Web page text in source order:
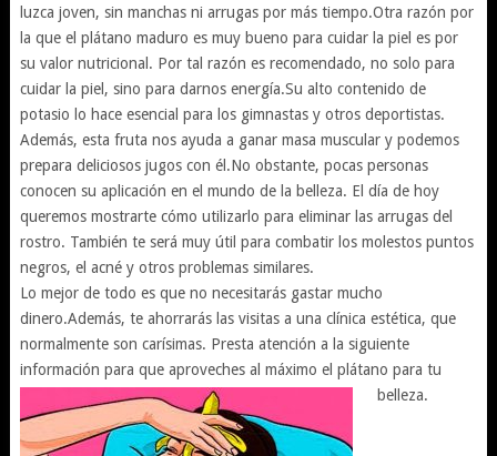
luzca joven, sin manchas ni arrugas por más tiempo.Otra razón por
la que el plátano maduro es muy bueno para cuidar la piel es por
su valor nutricional. Por tal razón es recomendado, no solo para
cuidar la piel, sino para darnos energía.Su alto contenido de
potasio lo hace esencial para los gimnastas y otros deportistas.
Además, esta fruta nos ayuda a ganar masa muscular y podemos
prepara deliciosos jugos con él.No obstante, pocas personas
conocen su aplicación en el mundo de la belleza. El día de hoy
queremos mostrarte cómo utilizarlo para eliminar las arrugas del
rostro. También te será muy útil para combatir los molestos puntos
negros, el acné y otros problemas similares.
Lo mejor de todo es que no necesitarás gastar mucho
dinero.Además, te ahorrarás las visitas a una clínica estética, que
normalmente son carísimas. Presta atención a la siguiente
información para que aproveches al máximo el plátano para tu
belleza.